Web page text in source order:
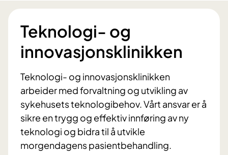
Teknologi- og
innovasjonsklinikken
Teknologi- og innovasjonsklinikken
arbeider med forvaltning og utvikling av
sykehusets teknologibehov. Vårt ansvar er å
sikre en trygg og effektiv innføring av ny
teknologi og bidra til å utvikle
morgendagens pasientbehandling.